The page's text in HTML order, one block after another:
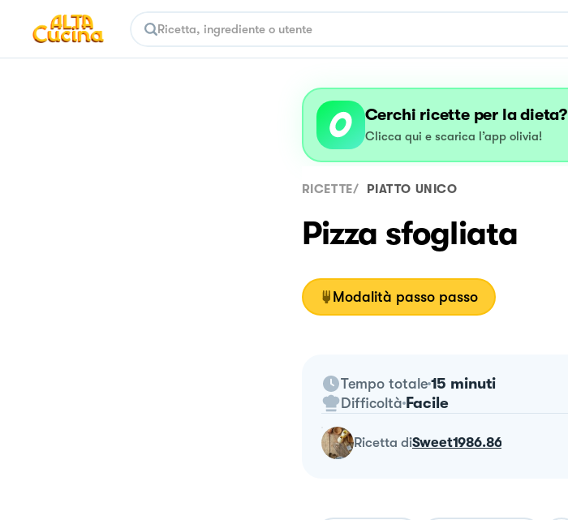
Cerchi ricette per la dieta?
Clicca qui e scarica l’app olivia!
RICETTE/ PIATTO UNICO
Pizza sfogliata
Modalità passo passo
Tempo totale 15 minuti
Difficoltà Facile
ricetta diSweet1986.86